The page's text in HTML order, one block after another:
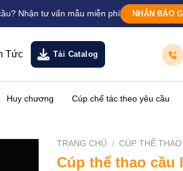
Nhận tư vấn mẫu miễn phí NHẬN BÁO
Tức Tải Catalog
Huy chương Cúp chế tác theo yêu cầu
TRANG CHỦ / CÚP THỂ THAO
Cúp thể thao cầu